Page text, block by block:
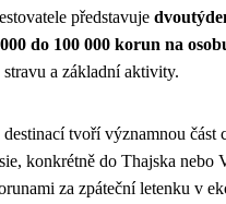
představuje
do 100 000 korun na
a základní aktivity.
tvoří významnou část
konkrétně do Thajska nebo
za zpáteční letenku v